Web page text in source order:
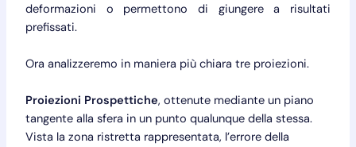
deformazioni o permettono di giungere a risultati
prefissati.
Ora analizzeremo in maniera più chiara tre proiezioni.
Proiezioni Prospettiche, ottenute mediante un piano
tangente alla sfera in un punto qualunque della stessa.
Vista la zona ristretta rappresentata, l’errore della